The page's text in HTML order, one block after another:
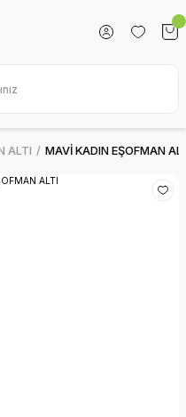
ALTI MAVİ KADIN EŞOFMAN